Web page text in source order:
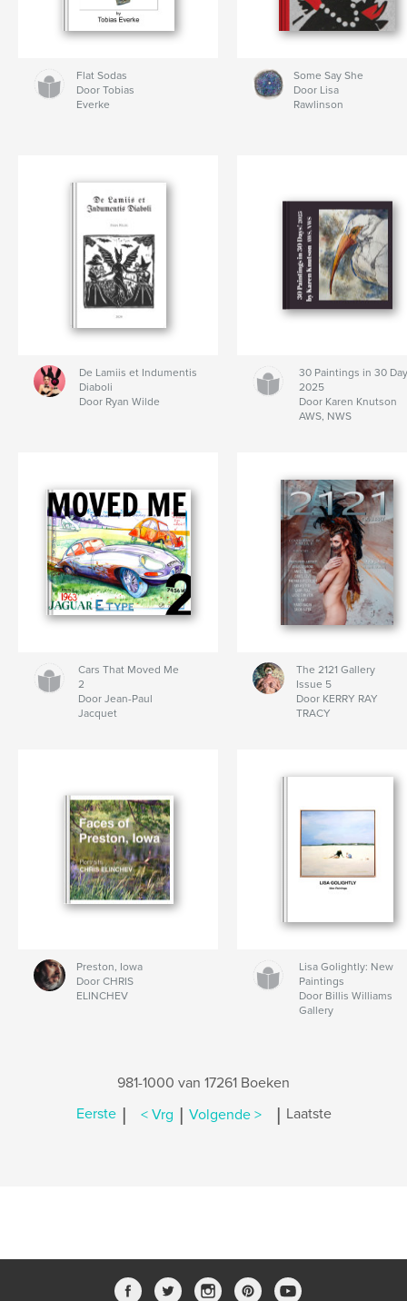
Flat Sodas
Door Tobias
Everke
Some Say She
Door Lisa
Rawlinson
De Lamiis et Indumentis
Diaboli
Door Ryan Wilde
30 Paintings in 30
2025
Door Karen Knutson
AWS, NWS
Cars That Moved Me
2
Door Jean-Paul
Jacquet
The 2121 Gallery
Issue 5
Door KERRY RAY
TRACY
Preston, Iowa
Door CHRIS
ELINCHEV
Lisa Golightly: New
Paintings
Door Billis Williams
Gallery
981-1000 van 17261 Boeken
Eerste | < Vrg | Volgende > | Laatste